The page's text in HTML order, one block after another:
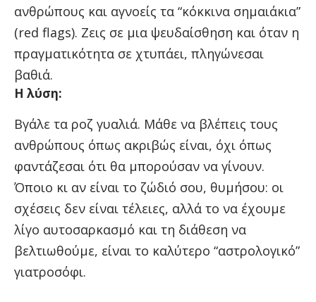
ανθρώπους και αγνοείς τα “κόκκινα σημαιάκια”
(red flags). Ζεις σε μια ψευδαίσθηση και όταν η
πραγματικότητα σε χτυπάει, πληγώνεσαι
βαθιά.
Η λύση:
Βγάλε τα ροζ γυαλιά. Μάθε να βλέπεις τους
ανθρώπους όπως ακριβώς είναι, όχι όπως
φαντάζεσαι ότι θα μπορούσαν να γίνουν.
Όποιο κι αν είναι το ζώδιό σου, θυμήσου: οι
σχέσεις δεν είναι τέλειες, αλλά το να έχουμε
λίγο αυτοσαρκασμό και τη διάθεση να
βελτιωθούμε, είναι το καλύτερο “αστρολογικό”
γιατροσόφι.